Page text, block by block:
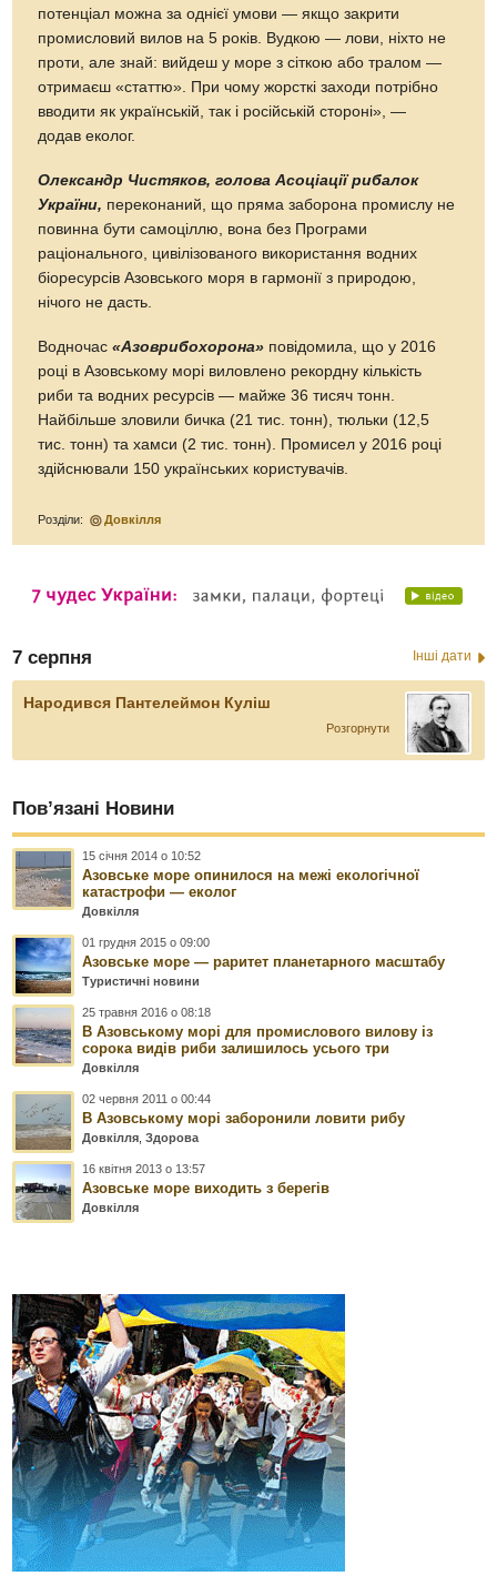
потенціал можна за однієї умови ― якщо закрити
промисловий вилов на 5 років. Вудкою ― лови, ніхто не
проти, але знай: вийдеш у море з сіткою або тралом ―
отримаєш «статтю». При чому жорсткі заходи потрібно
вводити як українській, так і російській стороні», ―
додав еколог.
Олександр Чистяков, голова Асоціації рибалок
України, переконаний, що пряма заборона промислу не
повинна бути самоціллю, вона без Програми
раціонального, цивілізованого використання водних
біоресурсів Азовського моря в гармонії з природою,
нічого не дасть.
Водночас «Азоврибохорона» повідомила, що у 2016
році в Азовському морі виловлено рекордну кількість
риби та водних ресурсів ― майже 36 тисяч тонн.
Найбільше зловили бичка (21 тис. тонн), тюльки (12,5
тис. тонн) та хамси (2 тис. тонн). Промисел у 2016 році
здійснювали 150 українських користувачів.
Розділи: Довкілля
7 серпня Інші дати
Народився Пантелеймон Куліш
Розгорнути
Пов’язані Новини
15 січня 2014 о 10:52
Азовське море опинилося на межі екологічної
катастрофи — еколог
Довкілля
01 грудня 2015 о 09:00
Азовське море — раритет планетарного масштабу
Туристичні новини
25 травня 2016 о 08:18
В Азовському морі для промислового вилову із
сорока видів риби залишилось усього три
Довкілля
02 червня 2011 о 00:44
В Азовському морі заборонили ловити рибу
Довкілля ,Здорова
16 квітня 2013 о 13:57
Азовське море виходить з берегів
Довкілля